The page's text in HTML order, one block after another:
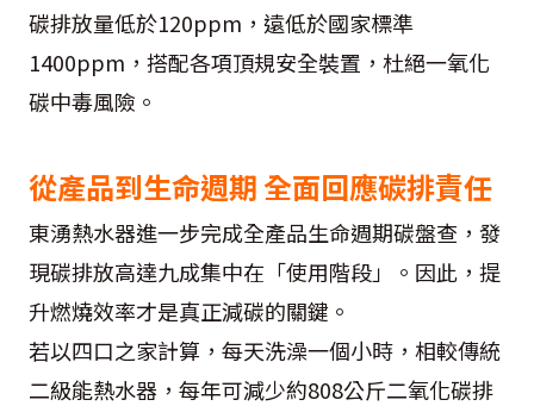
碳排放量低於120ppm，遠低於國家標準
1400ppm，搭配各項頂規安全裝置，杜絕一氧化
碳中毒風險。
從產品到生命週期 全面回應碳排責任
東湧熱水器進一步完成全產品生命週期碳盤查，發
現碳排放高達九成集中在「使用階段」。因此，提
升燃燒效率才是真正減碳的關鍵。
若以四口之家計算，每天洗澡一個小時，相較傳統
二級能熱水器，每年可減少約808公斤二氧化碳排